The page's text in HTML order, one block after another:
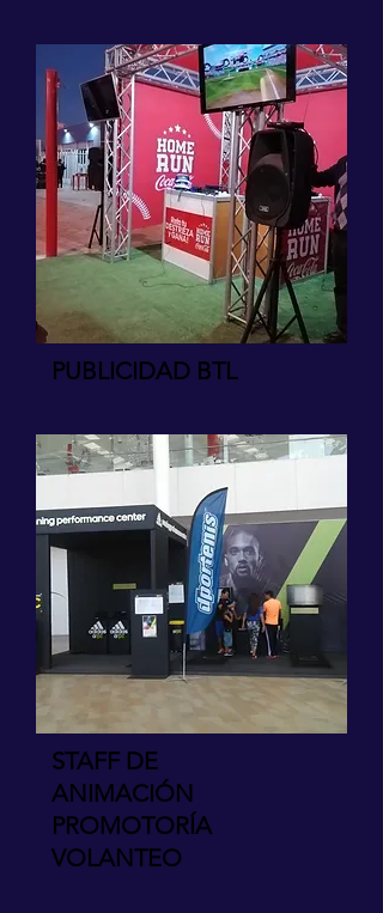
PUBLICIDAD BTL
STAFF DE
ANIMACIÓN
PROMOTORÍA
VOLANTEO